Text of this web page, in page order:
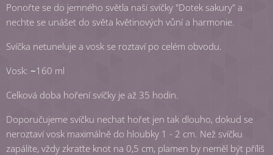
Ponořte se do jemného světla naší svíčky "Dotek sakury" a
nechte se unášet do světa květinových vůní a harmonie.
Svíčka netuneluje a vosk se roztaví po celém obvodu.
Vosk: ~160 ml
Celková doba hoření svíčky je až 35 hodin.
Doporučujeme svíčku nechat hořet jen tak dlouho, dokud se
neroztaví vosk maximálně do hloubky 1 - 2 cm. Než svíčku
zapálíte, vždy zkraťte knot na 0,5 cm, plamen by neměl být příliš